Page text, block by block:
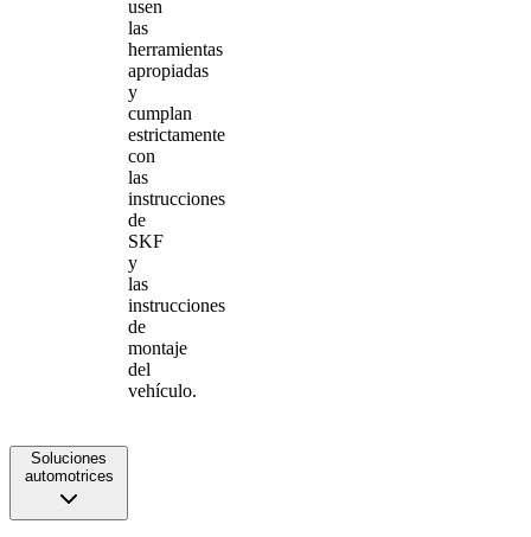
usen
las
herramientas
apropiadas
y
cumplan
estrictamente
con
las
instrucciones
de
SKF
y
las
instrucciones
de
montaje
del
vehículo.
Soluciones
automotrices